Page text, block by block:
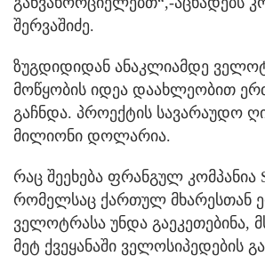
შერვაშიძე.
ზუგდიდიდან ანაკლიამდე
მოწყობის იდეა დაახლეობით
გაჩნდა. პროექტის სავარაუდო
მილიონი დოლარია.
რაც შეეხება ფრანგულ კომპანია
რომელსაც ქართულ მხარესთან
ველოტრასა უნდა გაეკეთებინა,
მეტ ქვეყანაში ველოსიპედების